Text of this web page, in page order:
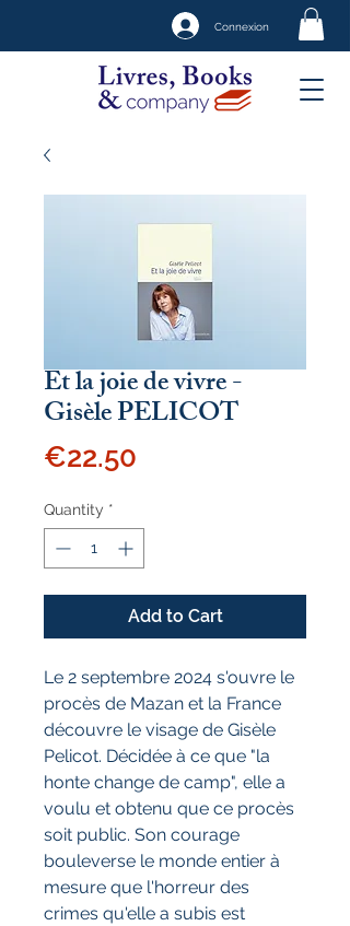
Connexion
Et la joie de vivre -
Gisèle PELICOT
€22.50
Quantity *
Add to Cart
Le 2 septembre 2024 s'ouvre le
procès de Mazan et la France
découvre le visage de Gisèle
Pelicot. Décidée à ce que "la
honte change de camp", elle a
voulu et obtenu que ce procès
soit public. Son courage
bouleverse le monde entier à
mesure que l'horreur des
crimes qu'elle a subis est